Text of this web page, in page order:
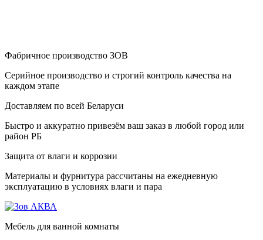
Фабричное производство ЗОВ
Серийное производство и строгий контроль качества на
каждом этапе
Доставляем по всей Беларуси
Быстро и аккуратно привезём ваш заказ в любой город или
район РБ
Защита от влаги и коррозии
Материалы и фурнитура рассчитаны на ежедневную
эксплуатацию в условиях влаги и пара
Мебель для ванной комнаты